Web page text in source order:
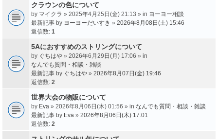
クラウンの色について
by マイクラ » 2025年4月25日(金) 21:13 » in ヨーヨー相談
最新記事 by ヨーヨーだいすき » 2026年8月08日(土) 15:46
返信数: 1
5Aにおすすめのストリングについて
by ぐちはや » 2026年6月29日(月) 17:06 » in
なんでも質問・相談・雑談
最新記事 by ぐちはや » 2026年8月07日(金) 19:46
返信数: 2
世界大会の物販について
by Eva » 2026年8月06日(木) 01:56 » in なんでも質問・相談・雑談
最新記事 by Eva » 2026年8月06日(木) 17:01
返信数: 2